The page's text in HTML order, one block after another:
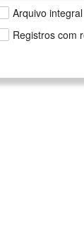
Arquivo integral
Registros com